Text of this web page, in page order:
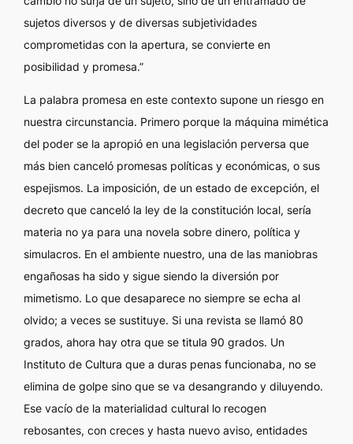
sujetos diversos y de diversas subjetividades
comprometidas con la apertura, se convierte en
posibilidad y promesa.”
La palabra promesa en este contexto supone un riesgo en
nuestra circunstancia. Primero porque la máquina mimética
del poder se la apropió en una legislación perversa que
más bien canceló promesas políticas y económicas, o sus
espejismos. La imposición, de un estado de excepción, el
decreto que canceló la ley de la constitución local, sería
materia no ya para una novela sobre dinero, política y
simulacros. En el ambiente nuestro, una de las maniobras
engañosas ha sido y sigue siendo la diversión por
mimetismo. Lo que desaparece no siempre se echa al
olvido; a veces se sustituye. Si una revista se llamó80
grados, ahora hay otra que se titula 90 grados. Un
Instituto de Cultura que a duras penas funcionaba, no se
elimina de golpe sino que se va desangrando y diluyendo.
Ese vacío de la materialidad cultural lo recogen
rebosantes, con creces y hasta nuevo aviso, entidades